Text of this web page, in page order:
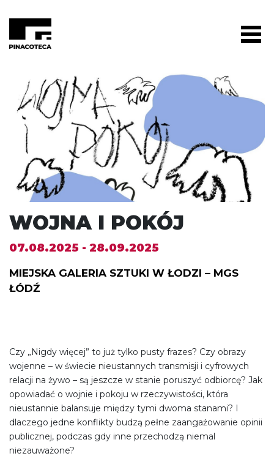
WOJNA I POKÓJ
07.08.2025 - 28.09.2025
MIEJSKA GALERIA SZTUKI W ŁODZI – MGS
ŁÓDŹ
Czy „Nigdy więcej” to już tylko pusty frazes? Czy obrazy
wojenne – w świecie nieustannych transmisji i cyfrowych
relacji na żywo – są jeszcze w stanie poruszyć odbiorcę? Jak
opowiadać o wojnie i pokoju w rzeczywistości, która
nieustannie balansuje między tymi dwoma stanami? I
dlaczego jedne konflikty budzą pełne zaangażowanie opinii
publicznej, podczas gdy inne przechodzą niemal
niezauważone?